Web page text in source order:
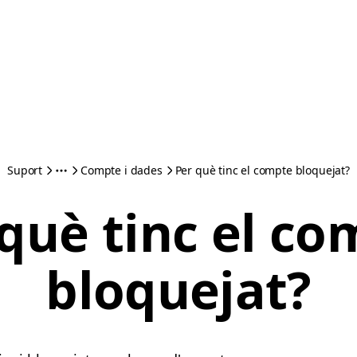
Suport Compte i dades Per què tinc el compte bloquejat?
tinc el
bloquejat?